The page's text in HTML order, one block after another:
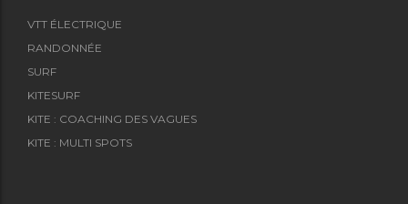
VTT ÉLECTRIQUE
RANDONNÉE
SURF
KITESURF
KITE : COACHING DES VAGUES
KITE : MULTI SPOTS